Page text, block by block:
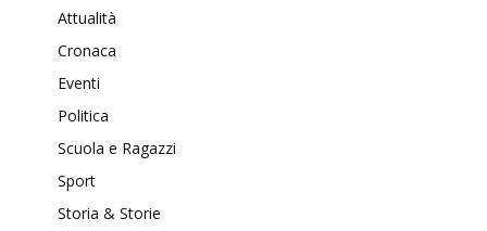
Attualità
Cronaca
Eventi
Politica
Scuola e Ragazzi
Sport
Storia & Storie